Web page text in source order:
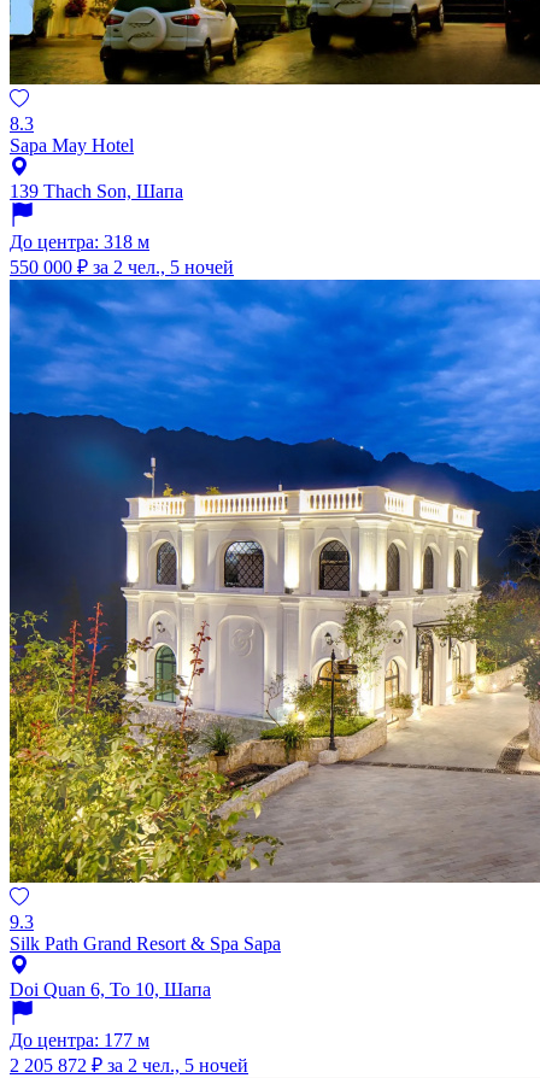
8.3
Sapa May Hotel
139 Thach Son, Шапа
До центра: 318 м
550 000 ₽ за 2 чел., 5 ночей
9.3
Silk Path Grand Resort & Spa Sapa
Doi Quan 6, To 10, Шапа
До центра: 177 м
2 205 872 ₽ за 2 чел., 5 ночей